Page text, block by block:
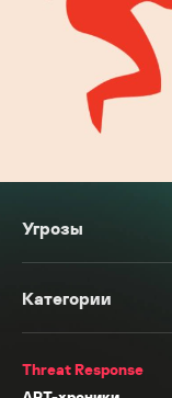
Угрозы
Категории
Threat Response